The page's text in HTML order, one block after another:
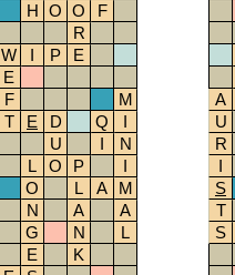
H O O
F
R
W I P
E
E
F
M
T E D Q
I
U I
N
L O P
I
O L A
M
N A
A
G N
L
E
K
A
U
R
I
S
T
S